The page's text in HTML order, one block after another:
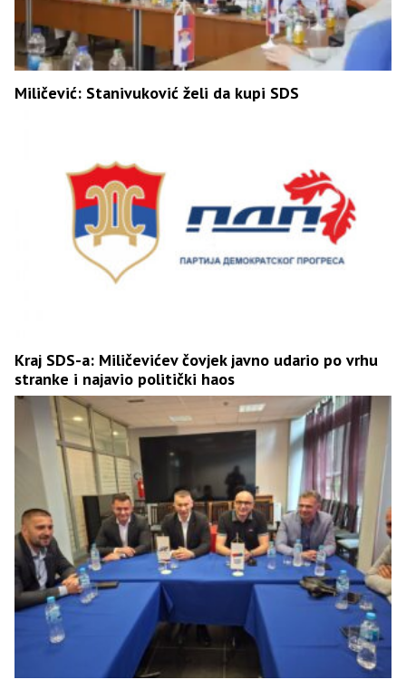
Miličević: Stanivuković želi da kupi SDS
Kraj SDS-a: Miličevićev čovjek javno udario po vrhu
stranke i najavio politički haos